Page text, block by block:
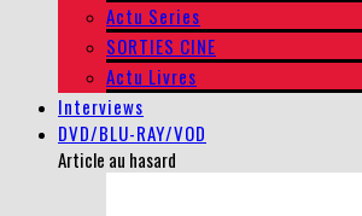
Actu Series
SORTIES CINE
Actu Livres
Interviews
DVD/BLU-RAY/VOD
Article au hasard